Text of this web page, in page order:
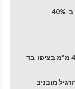
מסגרת מתכת חזקה וגמישה בעובי 4 מ"מ בציפוי בד
מובנים